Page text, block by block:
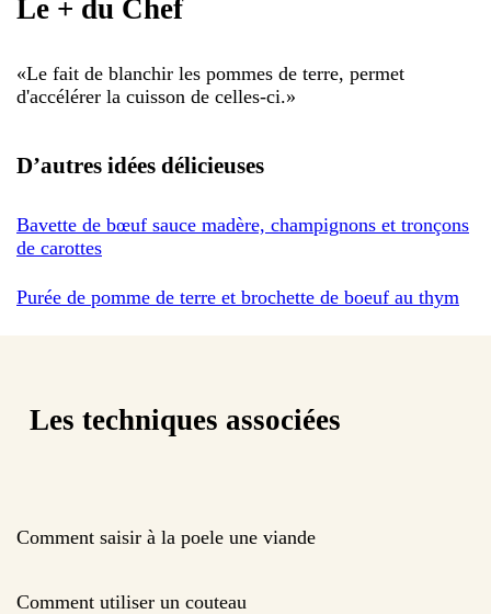
Le + du Chef
«Le fait de blanchir les pommes de terre, permet
d'accélérer la cuisson de celles-ci.»
D’autres idées délicieuses
Bavette de bœuf sauce madère, champignons et tronçons
de carottes
Purée de pomme de terre et brochette de boeuf au thym
Les techniques associées
Comment saisir à la poele une viande
Comment utiliser un couteau